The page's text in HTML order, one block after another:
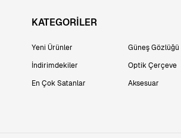
KATEGORİLER
Yeni Ürünler
İndirimdekiler
En Çok Satanlar
Güneş Gözlüğü
Optik Çerçeve
Aksesuar